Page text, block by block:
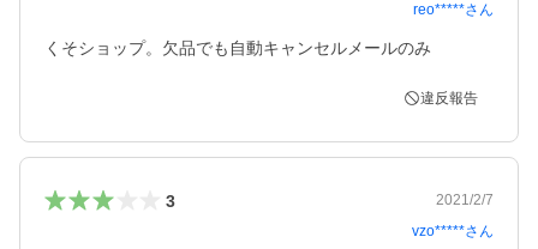
reo*****さん
くそショップ。欠品でも自動キャンセルメールのみ
違反報告
3
2021/2/7
vzo*****さん